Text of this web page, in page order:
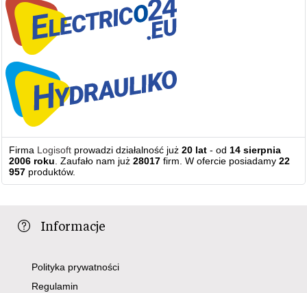
Firma Logisoft prowadzi działalność już20 lat - od 14 sierpnia
2006 roku . Zaufało nam już28017 firm. W ofercie posiadamy22
957 produktów.
Informacje
Polityka prywatności
Regulamin